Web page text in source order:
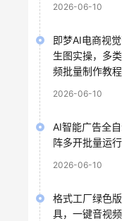
2026-06-10
即梦AI电商视
生图实操，多
频批量制作教程
2026-06-10
AI智能广告全
阵多开批量运
2026-06-10
格式工厂绿色
具，一键音视